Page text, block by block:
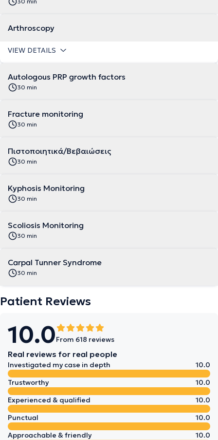
Arthroscopy
VIEW DETAILS
Autologous PRP growth factors
30 min
Fracture monitoring
30 min
Πιστοποιητικά/Βεβαιώσεις
30 min
Kyphosis Monitoring
30 min
Scoliosis Monitoring
30 min
Carpal Tunner Syndrome
30 min
Patient Reviews
10.0From 618 reviews
Real reviews for real people
Investigated my case in depth
10.0
Trustworthy
10.0
Experienced & qualified
10.0
Punctual
10.0
Approachable & friendly
10.0